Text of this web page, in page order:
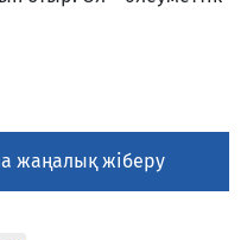
жаңалық жіберу